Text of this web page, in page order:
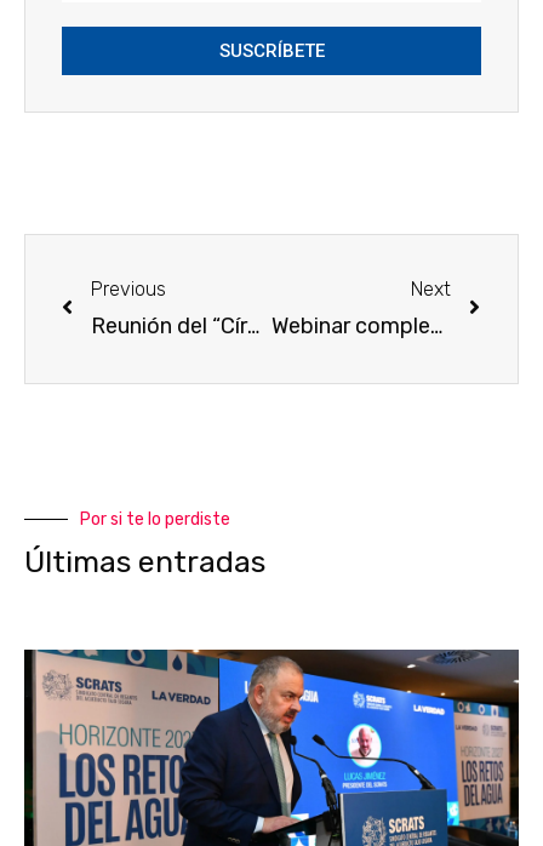
SUSCRÍBETE
Previous
Reunión del “Círculo por el Agua”| 23/06/2021
Next
Webinar completa: Análisis de los caudales ecológicos propuestos en el Plan del Tajo para el tramo Bolarque-Aranjuez
Por si te lo perdiste
Últimas entradas